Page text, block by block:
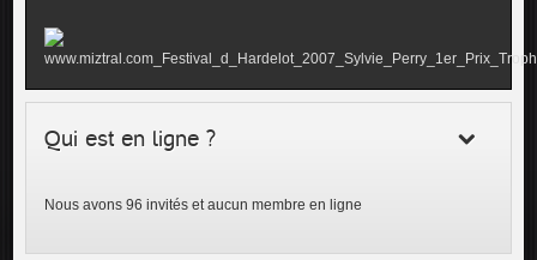
Qui est en ligne ?
Nous avons 96 invités et aucun membre en ligne